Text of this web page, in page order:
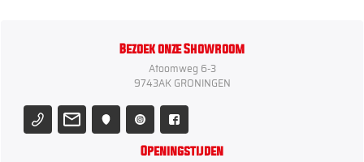
Bezoek onze Showroom
Atoomweg 6-3
9743AK GRONINGEN
Openingstijden